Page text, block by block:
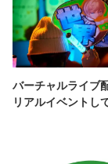
バーチャルライブ
リアルイベントし